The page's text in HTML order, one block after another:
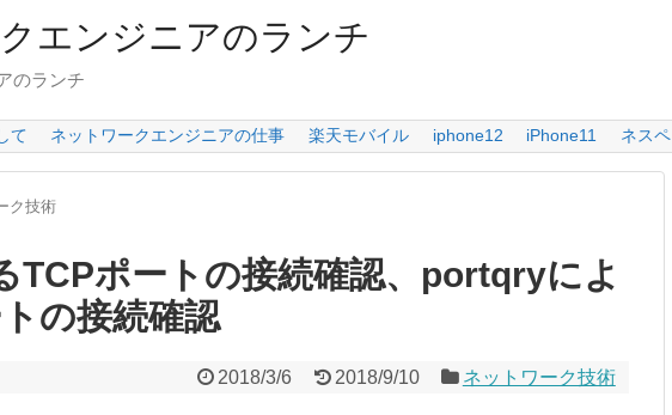
エンジニアのランチ
のランチ
て ネットワークエンジニアの仕事 楽天モバイル iphone12 iPhone11 ネスペ
ク技術
TCPポートの接続確認、portqryによ
の接続確認
2018/3/6 2018/9/10 ネットワーク技術